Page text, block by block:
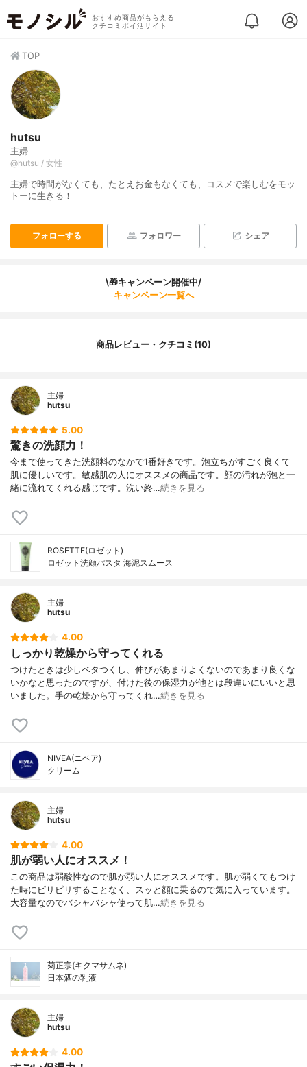
おすすめ商品がもらえる
クチコミポイ活サイト
TOP
hutsu
主婦
@hutsu / 女性
主婦で時間がなくても、たとえお金もなくても、コスメで楽しむをモッ
トーに生きる！
フォローする フォロワー シェア
\🎁キャンペーン開催中/
キャンペーン一覧へ
商品レビュー・クチコミ(10)
主婦
hutsu
5.00
驚きの洗顔力！
今まで使ってきた洗顔料のなかで1番好きです。泡立ちがすごく良くて
肌に優しいです。敏感肌の人にオススメの商品です。顔の汚れが泡と一
緒に流れてくれる感じです。洗い終…続きを見る
ROSETTE(ロゼット)
ロゼット洗顔パスタ 海泥スムース
主婦
hutsu
4.00
しっかり乾燥から守ってくれる
つけたときは少しベタつくし、伸びがあまりよくないのであまり良くな
いかなと思ったのですが、付けた後の保湿力が他とは段違いにいいと思
いました。手の乾燥から守ってくれ…続きを見る
NIVEA(ニベア)
クリーム
主婦
hutsu
4.00
肌が弱い人にオススメ！
この商品は弱酸性なので肌が弱い人にオススメです。肌が弱くてもつけ
た時にピリピリすることなく、スッと顔に乗るので気に入っています。
大容量なのでバシャバシャ使って肌…続きを見る
菊正宗(キクマサムネ)
日本酒の乳液
主婦
hutsu
4.00